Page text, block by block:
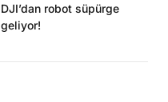
DJI’dan robot süpürge
geliyor!